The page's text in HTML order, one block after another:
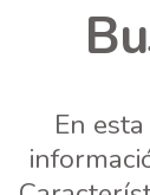
En